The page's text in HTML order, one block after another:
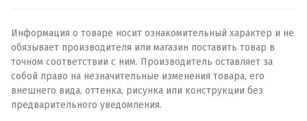
Информация о товаре носит ознакомительный характер и не
обязывает производителя или магазин поставить товар в
точном соответствии с ним. Производитель оставляет за
собой право на незначительные изменения товара, его
внешнего вида, оттенка, рисунка или конструкции без
предварительного уведомления.